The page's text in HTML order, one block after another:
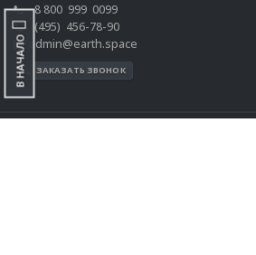
8 800 999 0099
(495) 456-78-90
admin@earth.space
ЗАКАЗАТЬ ЗВОНОК
В НАЧАЛО